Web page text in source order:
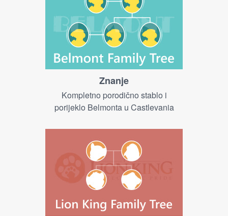
Znanje
Kompletno porodično stablo i
porijeklo Belmonta u Castlevania